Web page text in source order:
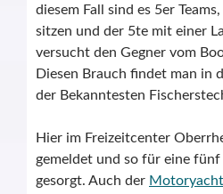
diesem Fall sind es 5er
sitzen und der 5te mit einer
versucht den Gegner vom
Diesen Brauch findet man in
der Bekanntesten
Hier im Freizeitcenter
gemeldet und so für eine
gesorgt. Auch der